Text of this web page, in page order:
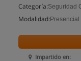
Categoría:Seguridad
Modalidad: Presencial
Impartido en: